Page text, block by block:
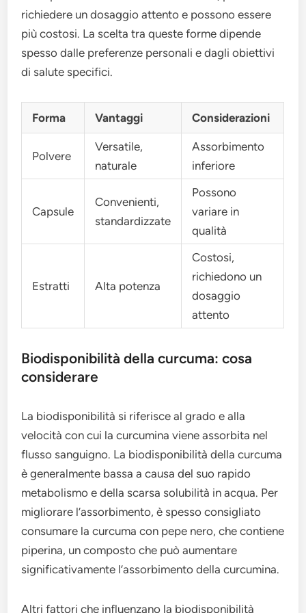
richiedere un dosaggio attento e possono essere
più costosi. La scelta tra queste forme dipende
spesso dalle preferenze personali e dagli obiettivi
di salute specifici.
Forma Vantaggi Considerazioni
Polvere
Versatile,
naturale
Assorbimento
inferiore
Capsule
Convenienti,
standardizzate
Possono
variare in
qualità
Estratti Alta potenza
Costosi,
richiedono un
dosaggio
attento
Biodisponibilità della curcuma: cosa
considerare
La biodisponibilità si riferisce al grado e alla
velocità con cui la curcumina viene assorbita nel
flusso sanguigno. La biodisponibilità della curcuma
è generalmente bassa a causa del suo rapido
metabolismo e della scarsa solubilità in acqua. Per
migliorare l’assorbimento, è spesso consigliato
consumare la curcuma con pepe nero, che contiene
piperina, un composto che può aumentare
significativamente l’assorbimento della curcumina.
Altri fattori che influenzano la biodisponibilità